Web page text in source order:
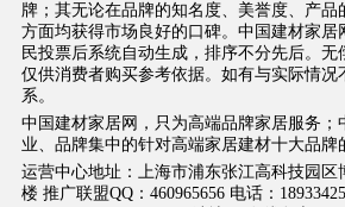
牌；其无论在品牌的知名度、美誉度、产品
方面均获得市场良好的口碑。中国建材家居
民投票后系统自动生成，排序不分先后。无
仅供消费者购买参考依据。如有与实际情况
系。
中国建材家居网，只为高端品牌家居服务；
业、品牌集中的针对高端家居建材十大品牌
运营中心地址：上海市浦东张江高科技园区
楼 推广联盟QQ：460965656 电话：